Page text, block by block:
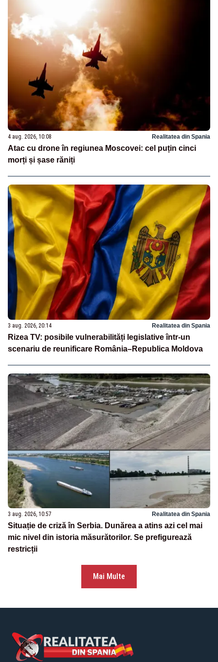
4 aug. 2026, 10:08 Realitatea din Spania
Atac cu drone în regiunea Moscovei: cel puțin cinci
morți și șase răniți
3 aug. 2026, 20:14 Realitatea din Spania
Rizea TV: posibile vulnerabilități legislative într-un
scenariu de reunificare România–Republica Moldova
3 aug. 2026, 10:57 Realitatea din Spania
Situație de criză în Serbia. Dunărea a atins azi cel mai
mic nivel din istoria măsurătorilor. Se prefigurează
restricții
Mai Multe